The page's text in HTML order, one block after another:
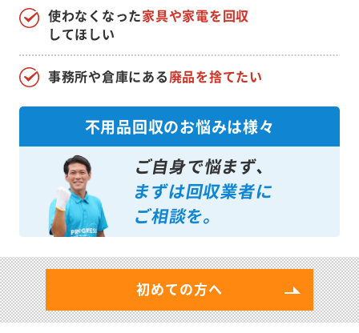
使わなくなった家具や家電を回収
してほしい
事務所や倉庫にある廃品を捨てたい
不用品回収のお悩みは様々
ご自身で悩まず、
まずは回収業者に
ご相談を。
初めての方へ